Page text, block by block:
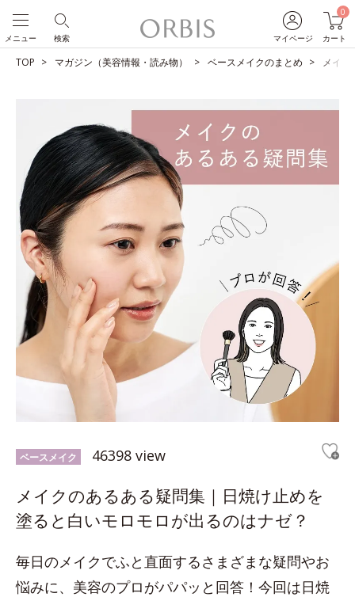
マイページ
0
カート
検索
メニュー
TOP マガジン（美容情報・読み物） ベースメイクのまとめ メイ
ベースメイク 46398 view
メイクのあるある疑問集｜日焼け止めを
塗ると白いモロモロが出るのはナゼ？
毎日のメイクでふと直面するさまざまな疑問やお
悩みに、美容のプロがパパッと回答！今回は日焼